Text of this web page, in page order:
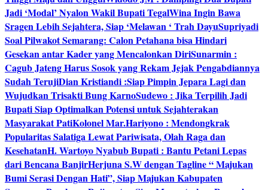
Jadi ‘Modal’ Nyalon Wakil Bupati TegalWina Ingin Bawa
Sragen Lebih Sejahtera, Siap ‘Melawan ‘ Trah DayuSupriyadi
Soal Pilwakot Semarang: Calon Petahana bisa Hindari
Gesekan antar Kader yang Mencalonkan DiriSunarmin :
Cagub Jateng Harus Sosok yang Rekam Jejak Pengabdiannya
Sudah TerujiDian Kristiandi :Siap Pimpin Jepara Lagi dan
Wujudkan Trisakti Bung KarnoSudewo : Jika Terpilih Jadi
Bupati Siap Optimalkan Potensi untuk Sejahterakan
Masyarakat PatiKolonel Mar.Hariyono : Mendongkrak
Popularitas Salatiga Lewat Pariwisata, Olah Raga dan
KesehatanH. Wartoyo Nyabub Bupati : Bantu Petani Lepas
dari Bencana BanjirHerjuna S.W dengan Tagline “ Majukan
Bumi Serasi Dengan Hati”, Siap Majukan Kabupaten